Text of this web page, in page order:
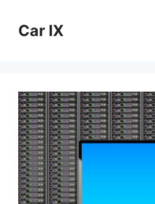
contentCar IX